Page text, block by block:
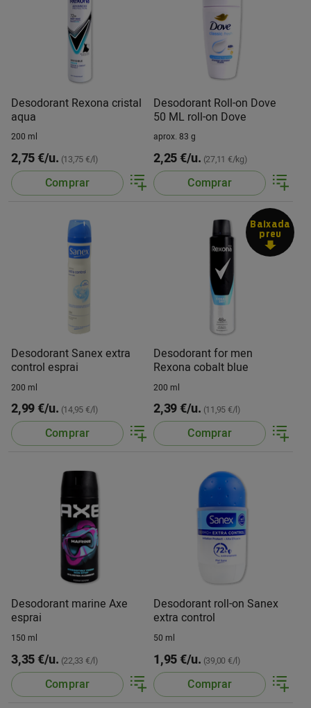
Desodorant Rexona cristal
aqua
200 ml
2,75 €/u. (13,75 €/l)
Comprar
Desodorant Roll-on Dove
50 ML roll-on Dove
aprox. 83 g
2,25 €/u. (27,11 €/kg)
Comprar
Desodorant Sanex extra
control esprai
200 ml
2,99 €/u. (14,95 €/l)
Comprar
Baixada
preu
Desodorant for men
Rexona cobalt blue
200 ml
2,39 €/u. (11,95 €/l)
Comprar
Desodorant marine Axe
esprai
150 ml
3,35 €/u. (22,33 €/l)
Comprar
Desodorant roll-on Sanex
extra control
50 ml
1,95 €/u. (39,00 €/l)
Comprar